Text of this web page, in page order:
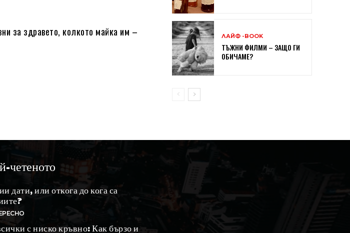
за здравето, колкото майка им –
ЛАЙФ -BOOK
ТЪЖНИ ФИЛМИ – ЗАЩО ГИ
ОБИЧАМЕ?
четеното
дати, или откога до кога са
с ниско кръвно: Как бързо и